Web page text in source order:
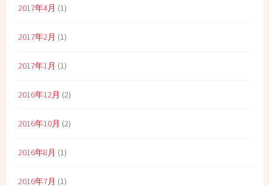
2017年4月 (1)
2017年2月 (1)
2017年1月 (1)
2016年12月 (2)
2016年10月 (2)
2016年8月 (1)
2016年7月 (1)